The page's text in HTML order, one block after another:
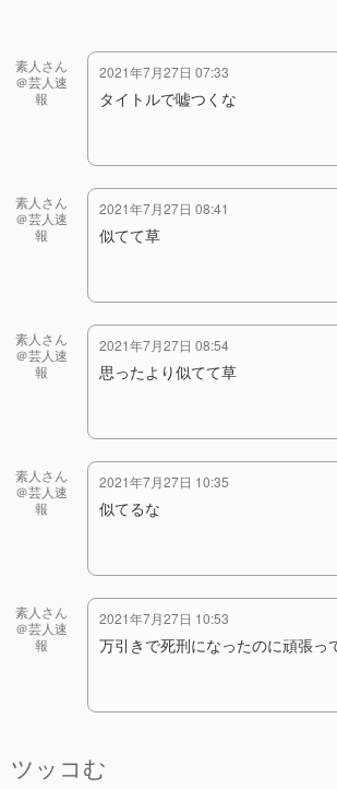
素人さん
＠芸人速
報
2021年7月27日 07:33
タイトルで嘘つくな
素人さん
＠芸人速
報
2021年7月27日 08:41
似てて草
素人さん
＠芸人速
報
2021年7月27日 08:54
思ったより似てて草
素人さん
＠芸人速
報
2021年7月27日 10:35
似てるな
素人さん
＠芸人速
報
2021年7月27日 10:53
万引きで死刑になったのに頑張っ
ツッコむ